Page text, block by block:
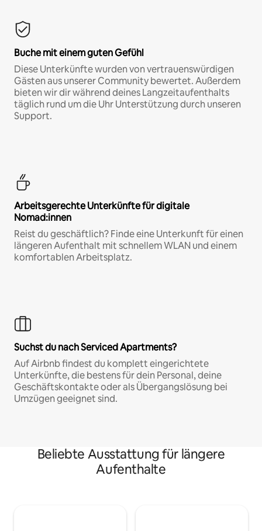
Buche mit einem guten Gefühl
Diese Unterkünfte wurden von vertrauenswürdigen
Gästen aus unserer Community bewertet. Außerdem
bieten wir dir während deines Langzeitaufenthalts
täglich rund um die Uhr Unterstützung durch unseren
Support.
Arbeitsgerechte Unterkünfte für digitale
Nomad:innen
Reist du geschäftlich? Finde eine Unterkunft für einen
längeren Aufenthalt mit schnellem WLAN und einem
komfortablen Arbeitsplatz.
Suchst du nach Serviced Apartments?
Auf Airbnb findest du komplett eingerichtete
Unterkünfte, die bestens für dein Personal, deine
Geschäftskontakte oder als Übergangslösung bei
Umzügen geeignet sind.
Beliebte Ausstattung für längere
Aufenthalte